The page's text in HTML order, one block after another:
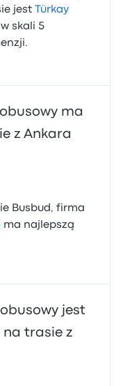
jestTürkay
skali 5
ma
z Ankara
Busbud, firma
ma najlepszą
jest
trasie z